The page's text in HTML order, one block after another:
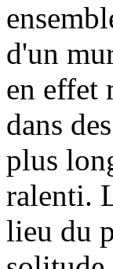
d'un
en effet
dans
plus
ralenti.
lieu du